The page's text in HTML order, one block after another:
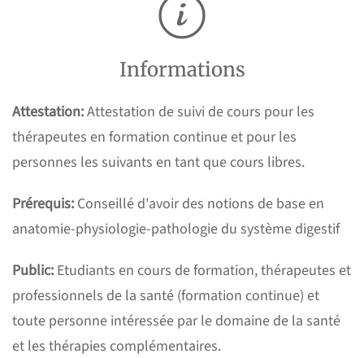
Informations
Attestation:Attestation de suivi de cours pour les
thérapeutes en formation continue et pour les
personnes les suivants en tant que cours libres.
Prérequis: Conseillé d'avoir des notions de base en
anatomie-physiologie-pathologie du système digestif
Public: Etudiants en cours de formation, thérapeutes et
professionnels de la santé (formation continue) et
toute personne intéressée par le domaine de la santé
et les thérapies complémentaires.